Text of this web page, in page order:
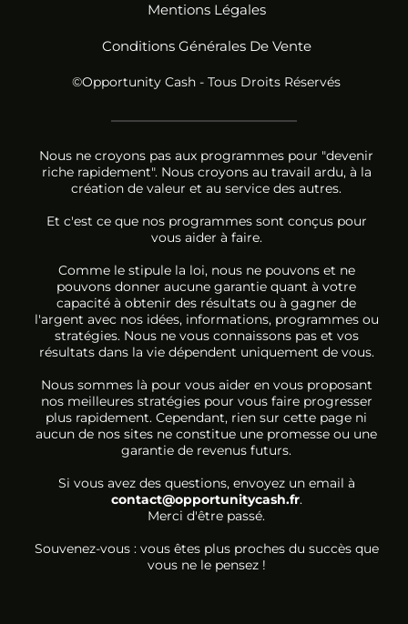
Mentions Légales
Conditions Générales De Vente
©Opportunity Cash - Tous Droits Réservés
Nous ne croyons pas aux programmes pour "devenir
riche rapidement". Nous croyons au travail ardu, à la
création de valeur et au service des autres.
Et c'est ce que nos programmes sont conçus pour
vous aider à faire.
Comme le stipule la loi, nous ne pouvons et ne
pouvons donner aucune garantie quant à votre
capacité à obtenir des résultats ou à gagner de
l'argent avec nos idées, informations, programmes ou
stratégies. Nous ne vous connaissons pas et vos
résultats dans la vie dépendent uniquement de vous.
Nous sommes là pour vous aider en vous proposant
nos meilleures stratégies pour vous faire progresser
plus rapidement. Cependant, rien sur cette page ni
aucun de nos sites ne constitue une promesse ou une
garantie de revenus futurs.
Si vous avez des questions, envoyez un email à
contact@opportunitycash.fr.
Merci d'être passé.
Souvenez-vous : vous êtes plus proches du succès que
vous ne le pensez !